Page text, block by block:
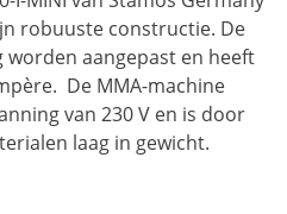
robuuste constructie. De
aangepast en heeft
De MMA-machine
van 230 V en is door
laag in gewicht.